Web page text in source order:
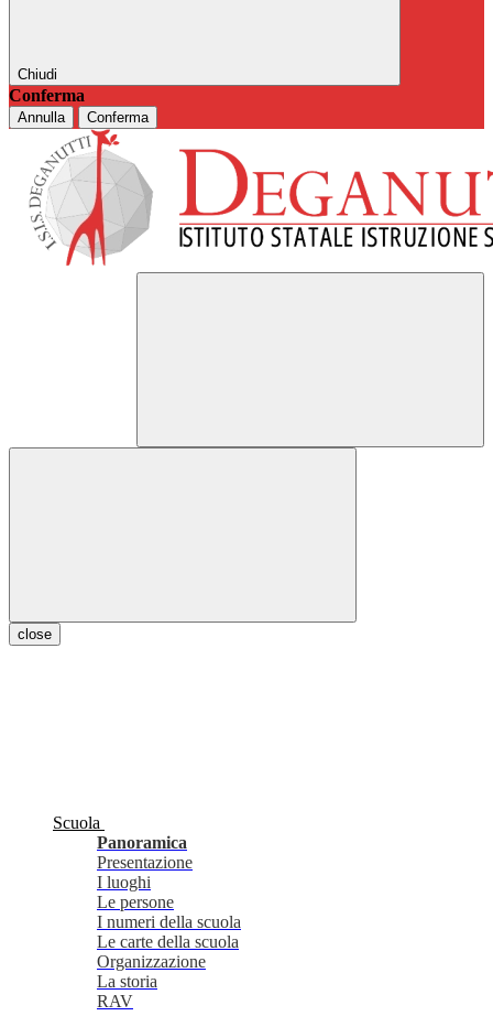
Chiudi
Conferma
Annulla Conferma
close
Scuola
Panoramica
Presentazione
I luoghi
Le persone
I numeri della scuola
Le carte della scuola
Organizzazione
La storia
RAV